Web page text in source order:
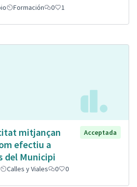
Formación 0 1
mitjançan
efectiu a
del Municipi
Acceptada
Calles y Viales 0 0